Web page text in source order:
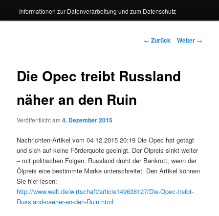
Informationen zur Datenverarbeitung und zum Datenschutz
Beitragsnavigation
← Zurück Weiter →
Die Opec treibt Russland
näher an den Ruin
Veröffentlicht am4. Dezember 2015
Nachrichten-Artikel vom 04.12.2015 20:19 Die Opec hat getagt
und sich auf keine Förderquote geeinigt. Der Ölpreis sinkt weiter
– mit politischen Folgen: Russland droht der Bankrott, wenn der
Ölpreis eine bestimmte Marke unterschreitet. Den Artikel können
Sie hier lesen:
http://www.welt.de/wirtschaft/article149638127/Die-Opec-treibt-
Russland-naeher-an-den-Ruin.html